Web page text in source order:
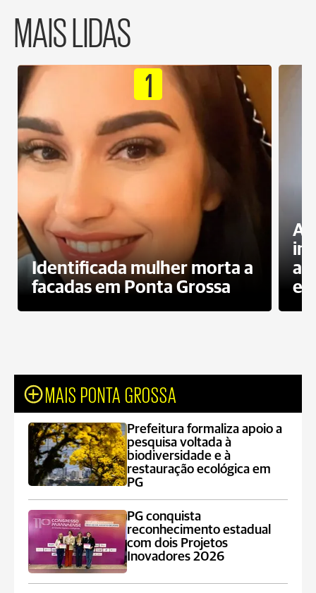
MAIS LIDAS
1
Identificada mulher morta a
facadas em Ponta Grossa
MAIS PONTA GROSSA
Prefeitura formaliza apoio a
pesquisa voltada à
biodiversidade e à
restauração ecológica em
PG
PG conquista
reconhecimento estadual
com dois Projetos
Inovadores 2026